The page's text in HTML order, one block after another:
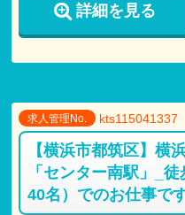
詳細を見る
求人管理No. kts115041337
【横浜市都筑区】横
「センター南駅」_
40名）でのお仕事で